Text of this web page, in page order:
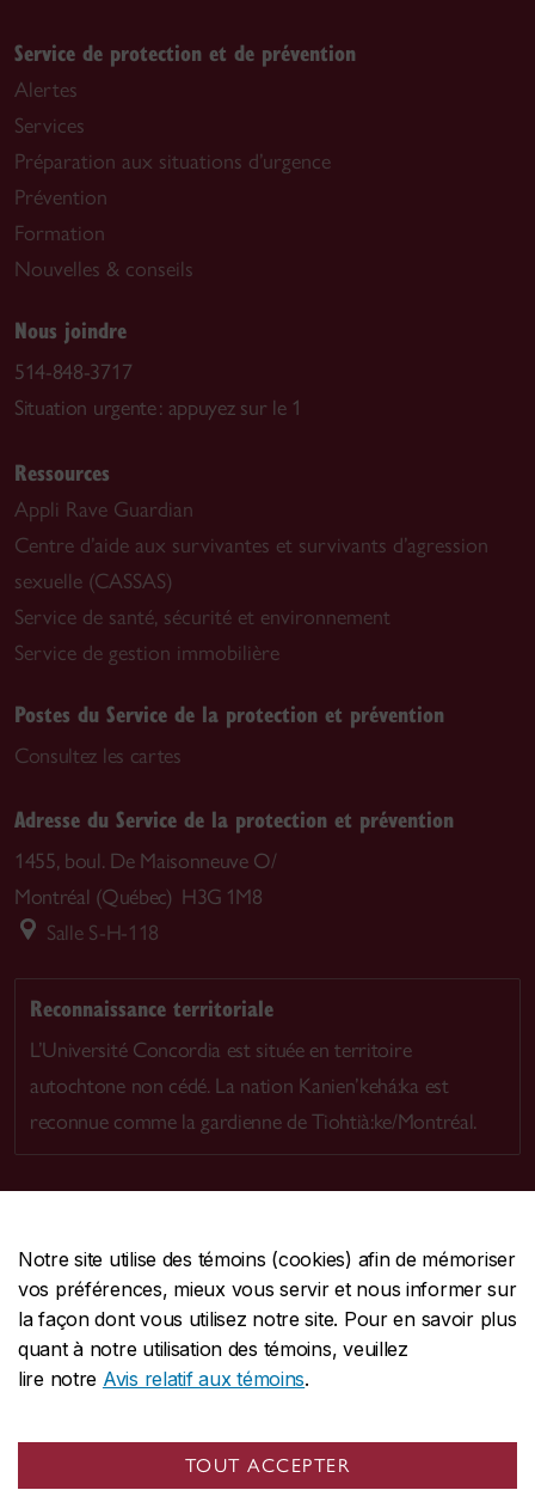
Notre site utilise des témoins (cookies) afin de mémoriser
vos préférences, mieux vous servir et nous informer sur
la façon dont vous utilisez notre site. Pour en savoir plus
quant à notre utilisation des témoins, veuillez
lire notre Avis relatif aux témoins.
TOUT ACCEPTER
Service de protection et de prévention
Alertes
Services
Préparation aux situations d’urgence
Prévention
Formation
Nouvelles & conseils
Nous joindre
514-848-3717
Situation urgente : appuyez sur le 1
Ressources
Appli Rave Guardian
Centre d’aide aux survivantes et survivants d’agression
sexuelle (CASSAS)
Service de santé, sécurité et environnement
Service de gestion immobilière
Postes du Service de la protection et prévention
Consultez les cartes
Adresse du Service de la protection et prévention
1455, boul. De Maisonneuve O/
Montréal (Québec) H3G 1M8
Salle S-H-118
Reconnaissance territoriale
L’Université Concordia est située en territoire
autochtone non cédé. La nation Kanien’kehá:ka est
reconnue comme la gardienne de Tiohtià:ke/Montréal.
CENTRALE514-848-2424
URGENCE514-848-3717
Protection et prévention | Accessibilité | Confidentialité
Conditions d'utilisation | Gérer les témoins
© Université Concordia. Montréal, QC, Canada